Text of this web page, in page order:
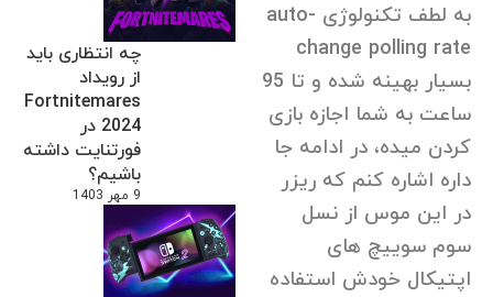
چه انتظاری باید
از رویداد
Fortnitemares
2024 در
فورتنایت داشته
باشیم؟
9 مهر 1403
به لطف تکنولوژی auto-
change polling rate
بسیار بهینه شده و تا 95
ساعت به شما اجازه بازی
کردن میده، در ادامه جا
داره اشاره کنم که ریزر
در این موس از نسل
سوم سوییچ های
اپتیکال خودش استفاده